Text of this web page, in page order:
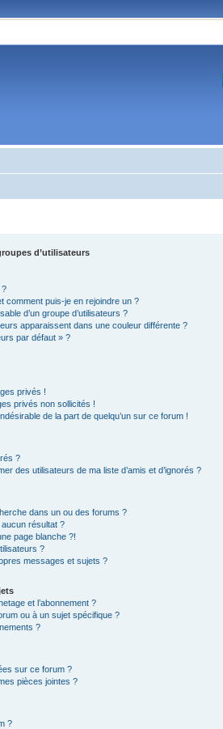
d’utilisateurs
?
comment puis-je en rejoindre un ?
d’un groupe d’utilisateurs ?
apparaissent dans une couleur différente ?
par défaut » ?
privés !
privés non sollicités !
de la part de quelqu’un sur ce forum !
?
des utilisateurs de ma liste d’amis et d’ignorés ?
dans un ou des forums ?
résultat ?
page blanche ?!
?
messages et sujets ?
et l’abonnement ?
ou à un sujet spécifique ?
?
sur ce forum ?
pièces jointes ?
?